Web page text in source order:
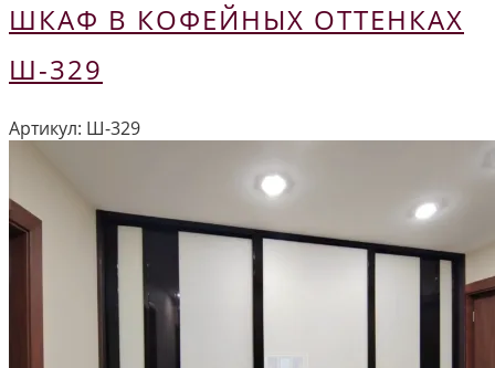
ШКАФ В КОФЕЙНЫХ ОТТЕНКАХ
Ш-329
Артикул: Ш-329